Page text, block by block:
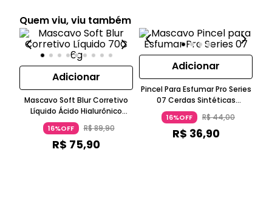
Quem viu, viu também
Adicionar
Mascavo Soft Blur Corretivo
Líquido Ácido Hialurônico
Caramelo MASCAVO
16%OFF R$89,90
R$ 75,90
Adicionar
Pincel Para Esfumar Pro Series
07 Cerdas Sintéticas
Veganas Caramelo MASCAVO
16%OFF R$44,00
R$ 36,90